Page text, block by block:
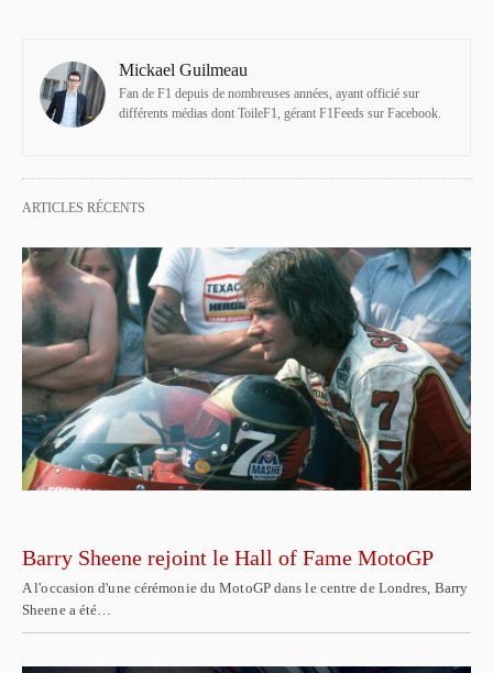
Mickael Guilmeau
Fan de F1 depuis de nombreuses années, ayant officié sur
différents médias dont ToileF1, gérant F1Feeds sur Facebook.
ARTICLES RÉCENTS
Barry Sheene rejoint le Hall of Fame MotoGP
A l'occasion d'une cérémonie du MotoGP dans le centre de Londres, Barry
Sheene a été…